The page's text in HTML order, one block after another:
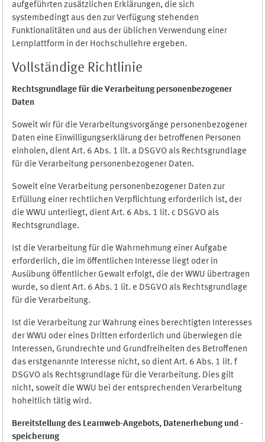
aufgeführten zusätzlichen Erklärungen, die sich
systembedingt aus den zur Verfügung stehenden
Funktionalitäten und aus der üblichen Verwendung einer
Lernplattform in der Hochschullehre ergeben.
Vollständige Richtlinie
Rechtsgrundlage für die Verarbeitung personenbezogener
Daten
Soweit wir für die Verarbeitungsvorgänge personenbezogener
Daten eine Einwilligungserklärung der betroffenen Personen
einholen, dient Art. 6 Abs. 1 lit. a DSGVO als Rechtsgrundlage
für die Verarbeitung personenbezogener Daten.
Soweit eine Verarbeitung personenbezogener Daten zur
Erfüllung einer rechtlichen Verpflichtung erforderlich ist, der
die WWU unterliegt, dient Art. 6 Abs. 1 lit. c DSGVO als
Rechtsgrundlage.
Ist die Verarbeitung für die Wahrnehmung einer Aufgabe
erforderlich, die im öffentlichen Interesse liegt oder in
Ausübung öffentlicher Gewalt erfolgt, die der WWU übertragen
wurde, so dient Art. 6 Abs. 1 lit. e DSGVO als Rechtsgrundlage
für die Verarbeitung.
Ist die Verarbeitung zur Wahrung eines berechtigten Interesses
der WWU oder eines Dritten erforderlich und überwiegen die
Interessen, Grundrechte und Grundfreiheiten des Betroffenen
das erstgenannte Interesse nicht, so dient Art. 6 Abs. 1 lit. f
DSGVO als Rechtsgrundlage für die Verarbeitung. Dies gilt
nicht, soweit die WWU bei der entsprechenden Verarbeitung
hoheitlich tätig wird.
Bereitstellung des Learnweb-Angebots, Datenerhebung und -
speicherung